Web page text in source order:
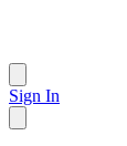
Sign In